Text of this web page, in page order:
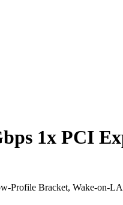
1x PCI
Profile Bracket, Wake-on-